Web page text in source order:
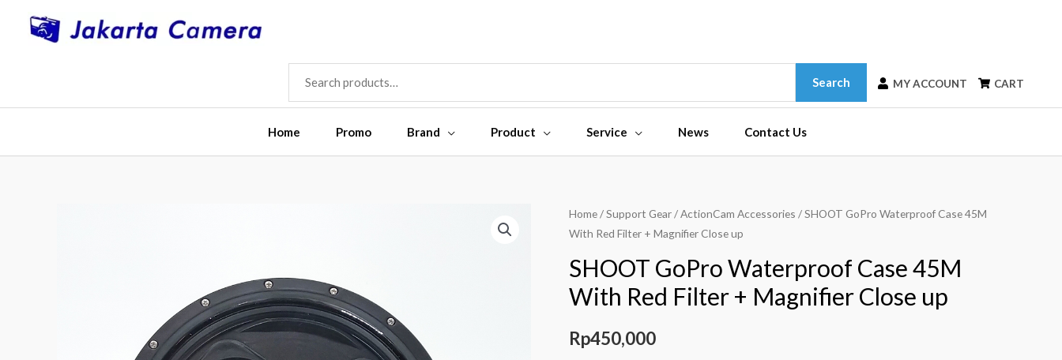
SEARCH
FOR:
Search MY ACCOUNT CART
Home Promo Brand Product Service News Contact Us
Home/Support Gear/ActionCam Accessories / SHOOT GoPro Waterproof Case 45M
With Red Filter + Magnifier Close up
SHOOT GoPro Waterproof Case 45M
With Red Filter + Magnifier Close up
Rp450,000
SHOOT
GoPro
Case
45M
Red